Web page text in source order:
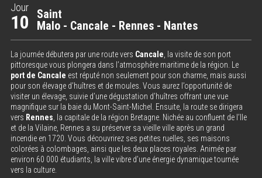
Jour
10
Saint
Malo - Cancale - Rennes - Nantes
La journée débutera par une route vers Cancale , la visite de son port
pittoresque vous plongera dans l’atmosphère maritime de la région. Le
port de Cancale est réputé non seulement pour son charme, mais aussi
pour son élevage d’huîtres et de moules. Vous aurez l’opportunité de
visiter un élevage, suivie d’une dégustation d’huîtres offrant une vue
magnifique sur la baie du Mont-Saint-Michel. Ensuite, la route se dirigera
vers Rennes , la capitale de la région Bretagne. Nichée au confluent de l’Ile
et de la Vilaine, Rennes a su préserver sa vieille ville après un grand
incendie en 1720. Vous découvrirez ses petites ruelles, ses maisons
colorées à colombages, ainsi que les deux places royales. Animée par
environ 60 000 étudiants, la ville vibre d’une énergie dynamique tournée
vers la culture.